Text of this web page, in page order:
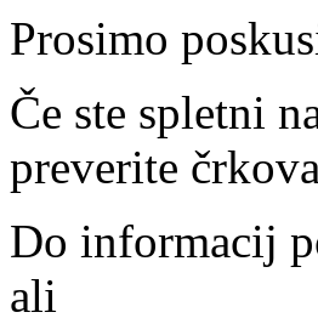
Prosimo
Če ste spletni
preverite
Do informacij
ali